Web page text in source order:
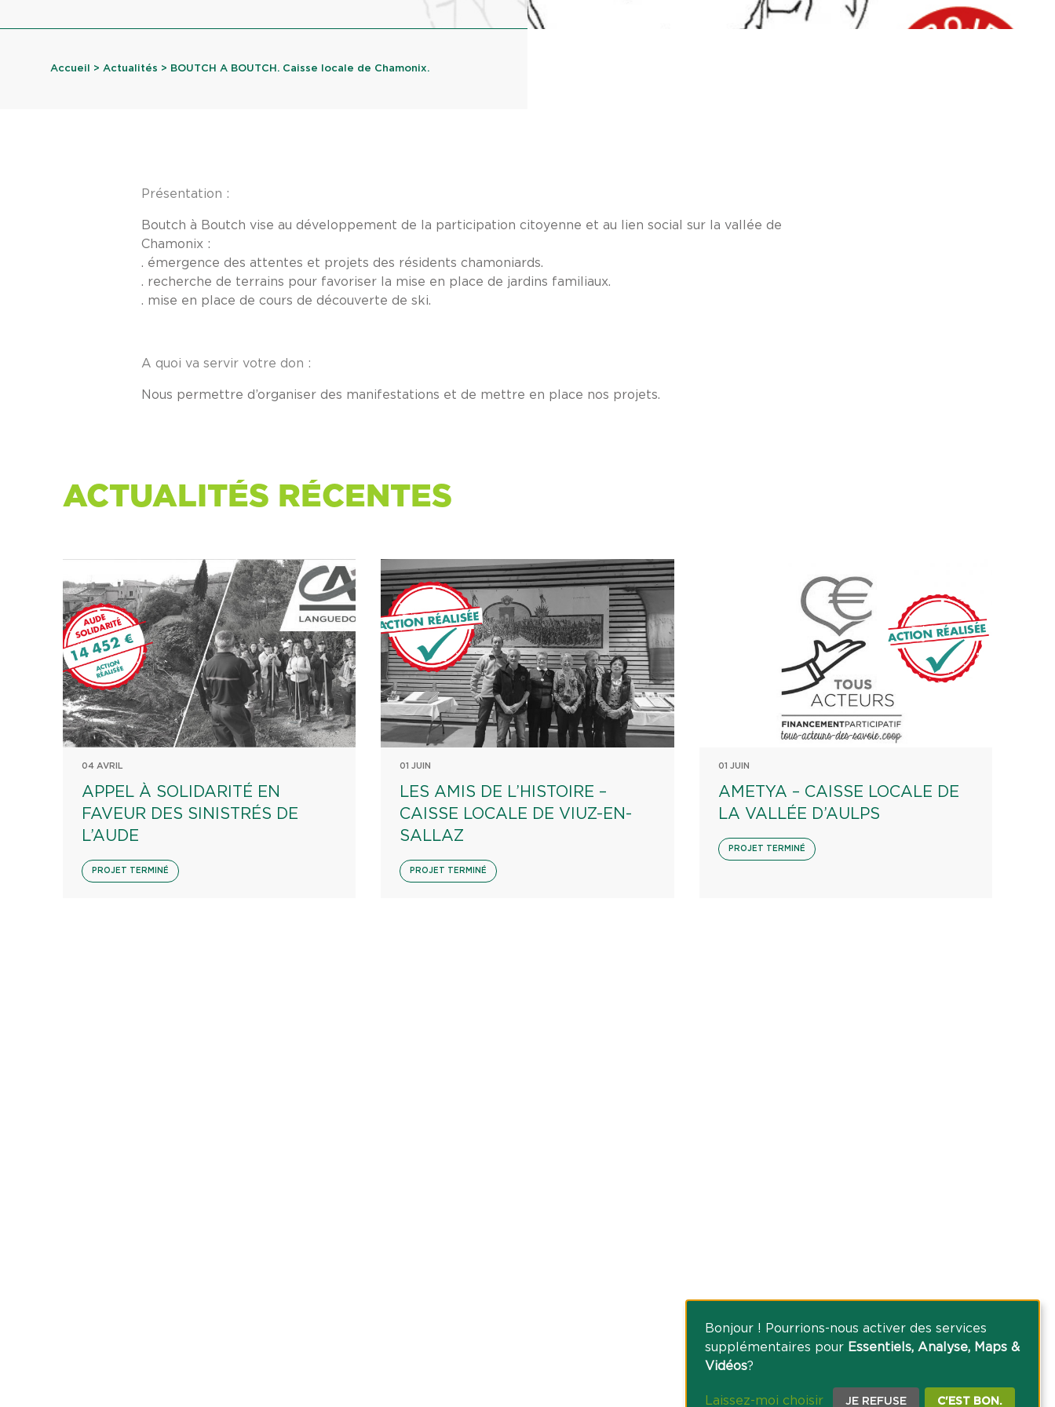
Bonjour ! Pourrions-nous activer des services
supplémentaires pour Essentiels, Analyse, Maps &
Vidéos?
Laissez-moi choisir JE REFUSE C'EST BON.
Accueil > Actualités > BOUTCH A BOUTCH. Caisse locale de Chamonix.
Présentation :
Boutch à Boutch vise au développement de la participation citoyenne et au lien social sur la vallée de
Chamonix :
. émergence des attentes et projets des résidents chamoniards.
. recherche de terrains pour favoriser la mise en place de jardins familiaux.
. mise en place de cours de découverte de ski.
A quoi va servir votre don :
Nous permettre d’organiser des manifestations et de mettre en place nos projets.
ACTUALITÉS RÉCENTES
04 AVRIL
APPEL À SOLIDARITÉ EN
FAVEUR DES SINISTRÉS DE
L’AUDE
PROJET TERMINÉ
01 JUIN
LES AMIS DE L’HISTOIRE –
CAISSE LOCALE DE VIUZ-EN-
SALLAZ
PROJET TERMINÉ
01 JUIN
AMETYA – CAISSE LOCALE DE
LA VALLÉE D’AULPS
PROJET TERMINÉ